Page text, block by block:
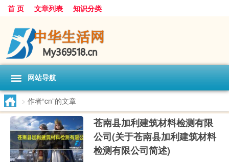
首 页 文章列表 知识分类
网站导航
> 作者“cn”的文章
苍南县加利建筑材料检测有限
公司(关于苍南县加利建筑材料
检测有限公司简述)